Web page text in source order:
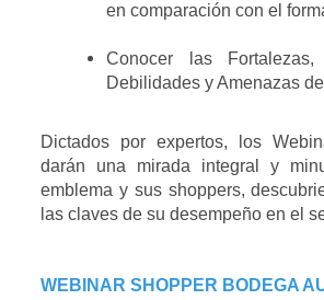
en comparación con el
Conocer las Fortalezas,
Debilidades y Amenazas
Dictados por expertos, los
darán una mirada integral y
emblema y sus shoppers,
las claves de su desempeño en el
WEBINAR SHOPPER BODEGA